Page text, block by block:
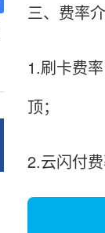
三、费率
1.刷卡费
顶；
2.云闪付